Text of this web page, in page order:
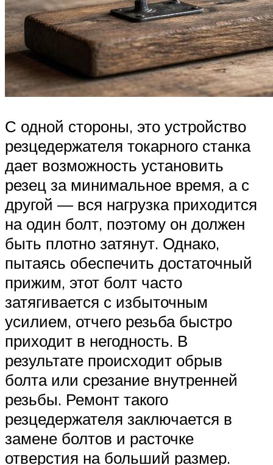
С одной стороны, это устройство
резцедержателя токарного станка
дает возможность установить
резец за минимальное время, а с
другой — вся нагрузка приходится
на один болт, поэтому он должен
быть плотно затянут. Однако,
пытаясь обеспечить достаточный
прижим, этот болт часто
затягивается с избыточным
усилием, отчего резьба быстро
приходит в негодность. В
результате происходит обрыв
болта или срезание внутренней
резьбы. Ремонт такого
резцедержателя заключается в
замене болтов и расточке
отверстия на больший размер.